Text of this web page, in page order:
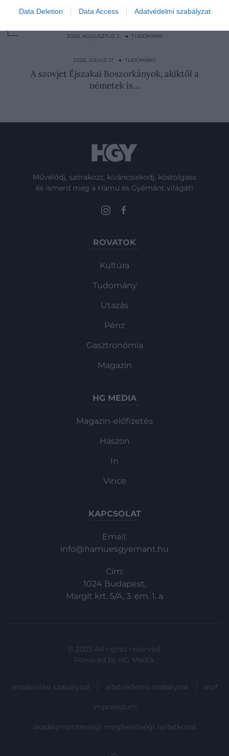
Data Deletion Data Access Adatvédelmi szabályzat
METEOROLÓGIA IDŐJÁRÁS
2026. AUGUSZTUS 2. ● TUDOMÁNY
Kötéllel a nyakában őrizte meg a mocsár a
2400 éves…
2026. JÚLIUS 17. ● TUDOMÁNY
A szovjet Éjszakai Boszorkányok, akiktől a
németek is…
Művelődj, szórakozz, kíváncsiskodj, kóstolgass
és ismerd meg a Hamu és Gyémánt világát!
ROVATOK
Kultúra
Tudomány
Utazás
Pénz
Gasztronómia
Magazin
HG MEDIA
Magazin-előfizetés
Haszon
In
Vince
KAPCSOLAT
Email:
info@hamuesgyemant.hu
Cím:
1024 Budapest,
Margit krt. 5/A, 3. em. 1. a
© 2025 All rights reserved.
Powered by HG Media.
moderálási szabályzat adatvédelmi szabályzat ászf
impresszum
akadálymentességi megfelelőségi nyilatkozat